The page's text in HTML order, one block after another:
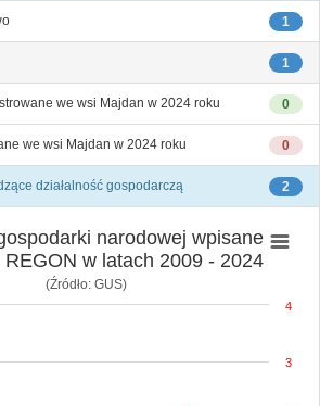
1
1
0
we wsi Majdan w 2024 roku
0
we wsi Majdan w 2024 roku
2
działalność gospodarczą
narodowej wpisane
w latach 2009 - 2024
(Źródło: GUS)
3
4